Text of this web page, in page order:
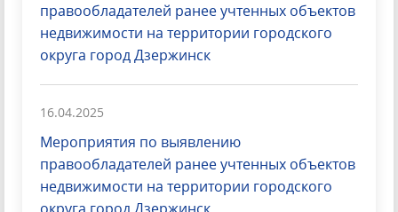
правообладателей ранее учтенных объектов
недвижимости на территории городского
округа город Дзержинск
16.04.2025
Мероприятия по выявлению
правообладателей ранее учтенных объектов
недвижимости на территории городского